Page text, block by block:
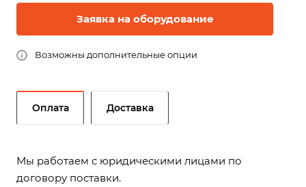
Заявка на оборудование
Возможны дополнительные опции
Оплата Доставка
Мы работаем с юридическими лицами по
договору поставки.